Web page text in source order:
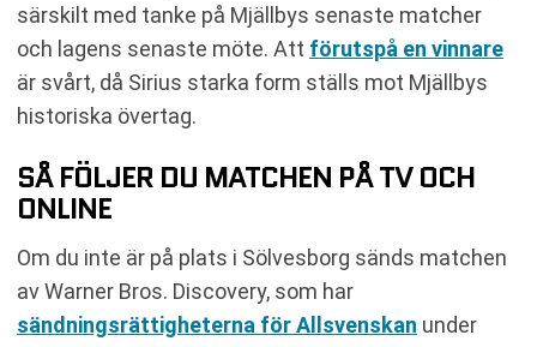
särskilt med tanke på Mjällbys senaste matcher
och lagens senaste möte. Att förutspå en vinnare
är svårt, då Sirius starka form ställs mot Mjällbys
historiska övertag.
SÅ FÖLJER DU MATCHEN PÅ TV OCH
ONLINE
Om du inte är på plats i Sölvesborg sänds matchen
av Warner Bros. Discovery, som har
sändningsrättigheterna för Allsvenskan under